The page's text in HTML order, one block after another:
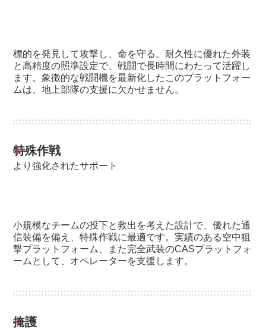
標的を発見して攻撃し、命を守る。耐久性に優れた外装
と高精度の照準設定で、戦闘で長時間にわたって活躍し
ます。象徴的な戦闘機を最新化したこのプラットフォー
ムは、地上部隊の支援に欠かせません。
特殊作戦
より強化されたサポート
小規模なチームの投下と救出を考えた設計で、優れた通
信装備を備え、特殊作戦に最適です。実績のある空中狙
撃プラットフォーム、また完全武装のCASプラットフォ
ームとして、オペレーターを支援します。
掩護